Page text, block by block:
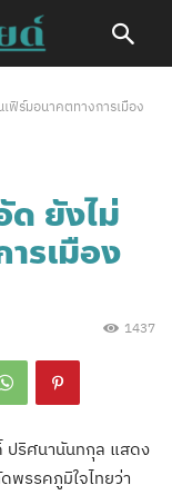
เฟิร์มอนาคตทางการเมือง
ด ยังไม่
รเมือง
1437
ปริศนานันทกุล แสดง
พรรคภูมิใจไทยว่า